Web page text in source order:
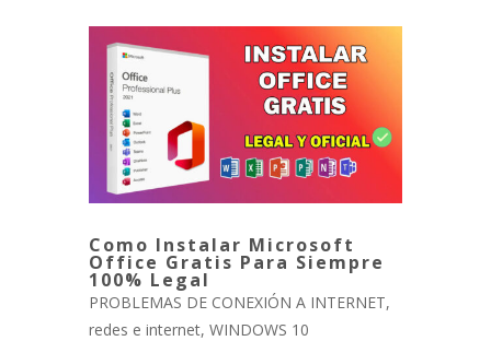
Como Instalar Microsoft
Office Gratis Para Siempre
100% Legal
PROBLEMAS DE CONEXIÓN A INTERNET,
redes e internet, WINDOWS 10